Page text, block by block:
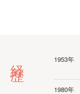
1953年
1980年